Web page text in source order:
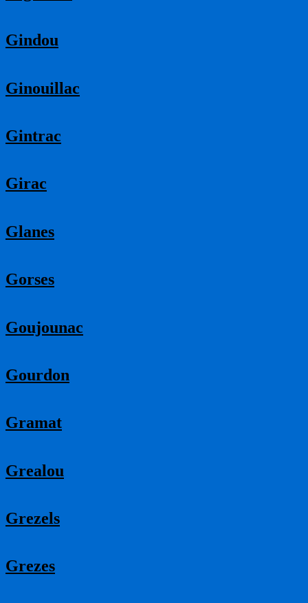
Gindou
Ginouillac
Gintrac
Girac
Glanes
Gorses
Goujounac
Gourdon
Gramat
Grealou
Grezels
Grezes